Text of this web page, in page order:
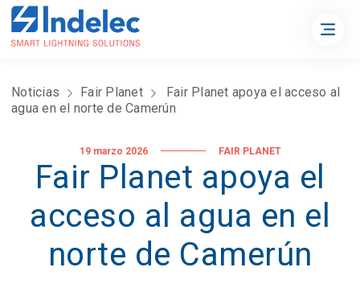
Noticias Fair Planet
Fair Planet apoya el acceso al
agua en el norte de Camerún
19 marzo 2026 FAIR PLANET
Fair Planet apoya el
acceso al agua en el
norte de Camerún